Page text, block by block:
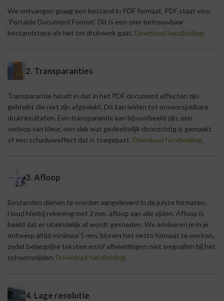
We ontvangen graag een bestand in PDF formaat. PDF staat voor
'Portable Document Format'. Dit is een zeer betrouwbaar
bestandstype als het om drukwerk gaat. Download handleiding.
2. Transparanties
Transparantie houdt in dat in het PDF document effecten zijn
gebruikt die niet zijn afgevlakt. Dit kan leiden tot onvoorspelbare
drukresultaten. Een transparantie kan bijvoorbeeld zijn, een
verloop van kleur, een vlak wat gedeeltelijk doorzichtig is gemaakt
of een schaduweffect dat is toegepast. Download handleiding.
3. Afloop
Bestanden dienen te worden aangeleverd in de juiste formaten.
Houd hierbij rekening met 2 mm. afloop aan alle zijden. Afloop is
beeld dat er uiteindelijk af wordt gesneden. We adviseren je in je
ontwerp altijd minimaal 5 mm. binnen het netto formaat te werken,
zodat belangrijke teksten en/of afbeeldingen niet wegvallen bij het
schoonsnijden. Download handleiding.
4. Lage resolutie